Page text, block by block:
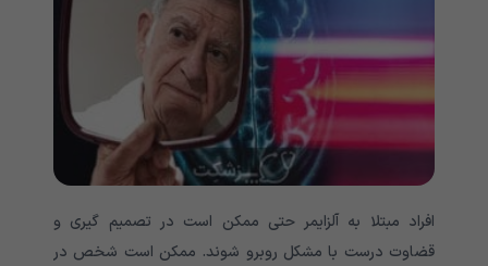
افراد مبتلا به آلزایمر حتی ممکن است در تصمیم گیری و
قضاوت درست با مشکل روبرو شوند. ممکن است شخص در